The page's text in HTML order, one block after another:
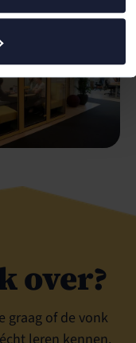
over?
graag of de vonk